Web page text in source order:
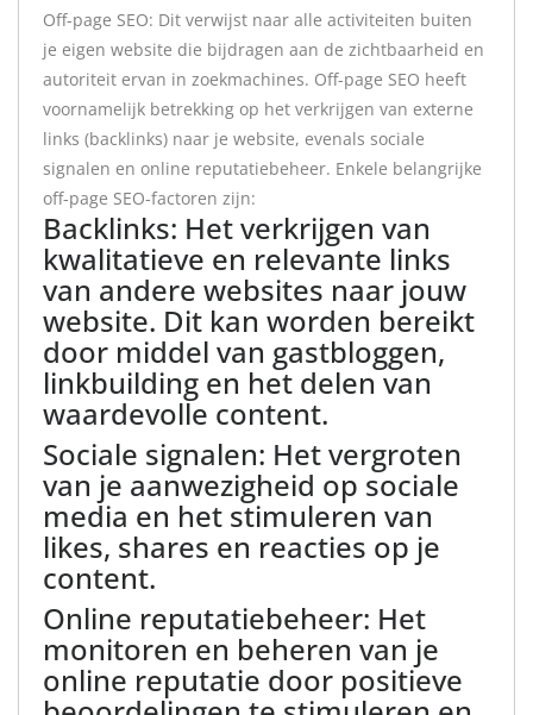
Off-page SEO: Dit verwijst naar alle activiteiten buiten
je eigen website die bijdragen aan de zichtbaarheid en
autoriteit ervan in zoekmachines. Off-page SEO heeft
voornamelijk betrekking op het verkrijgen van externe
links (backlinks) naar je website, evenals sociale
signalen en online reputatiebeheer. Enkele belangrijke
off-page SEO-factoren zijn:
Backlinks: Het verkrijgen van
kwalitatieve en relevante links
van andere websites naar jouw
website. Dit kan worden bereikt
door middel van gastbloggen,
linkbuilding en het delen van
waardevolle content.
Sociale signalen: Het vergroten
van je aanwezigheid op sociale
media en het stimuleren van
likes, shares en reacties op je
content.
Online reputatiebeheer: Het
monitoren en beheren van je
online reputatie door positieve